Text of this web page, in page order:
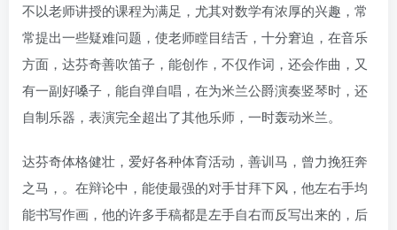
不以老师讲授的课程为满足，尤其对数学有浓厚的兴趣，常
常提出一些疑难问题，使老师瞠目结舌，十分窘迫，在音乐
方面，达芬奇善吹笛子，能创作，不仅作词，还会作曲，又
有一副好嗓子，能自弹自唱，在为米兰公爵演奏竖琴时，还
自制乐器，表演完全超出了其他乐师，一时轰动米兰。
达芬奇体格健壮，爱好各种体育活动，善训马，曾力挽狂奔
之马，。在辩论中，能使最强的对手甘拜下风，他左右手均
能书写作画，他的许多手稿都是左手自右而反写出来的，后